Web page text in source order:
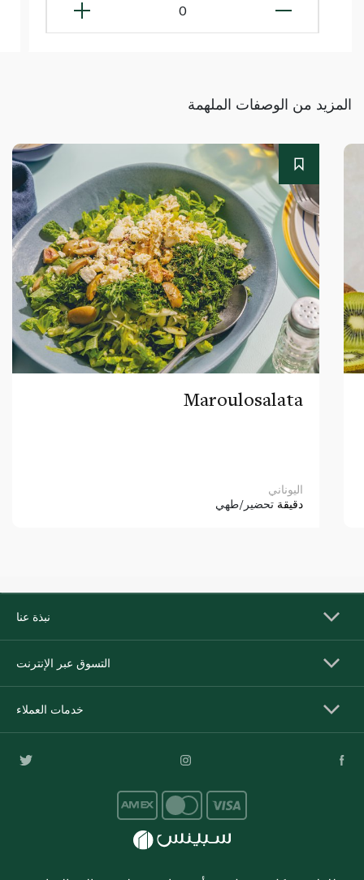
0
المزيد من الوصفات الملهمة
Maroulosalata
اليوناني
دقيقة تحضير/طهي
نبذة عنا
التسوق عبر الإنترنت
خدمات العملاء